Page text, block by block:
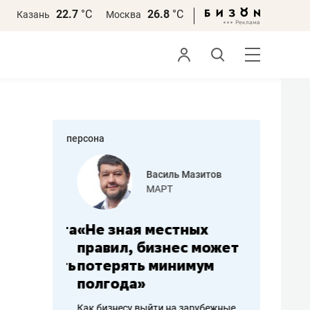
Казань 22.7 °С Москва 26.8 °С
персона
работа
Василь Мазитов
МАРТ
«Не зная местных
правил, бизнес может
потерять минимум
полгода»